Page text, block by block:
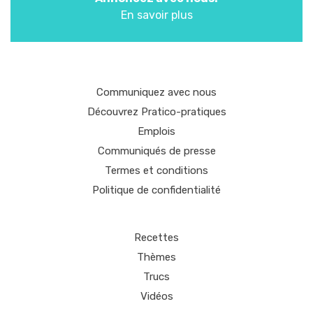
En savoir plus
Communiquez avec nous
Découvrez Pratico-pratiques
Emplois
Communiqués de presse
Termes et conditions
Politique de confidentialité
Recettes
Thèmes
Trucs
Vidéos